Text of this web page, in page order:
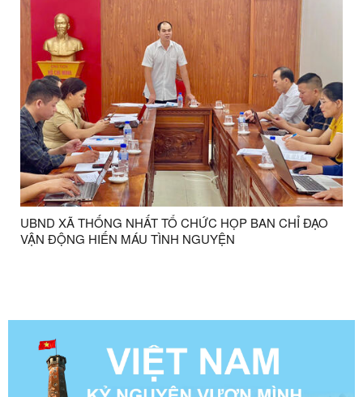
UBND XÃ THỐNG NHẤT TỔ CHỨC HỌP BAN CHỈ ĐẠO
VẬN ĐỘNG HIẾN MÁU TÌNH NGUYỆN